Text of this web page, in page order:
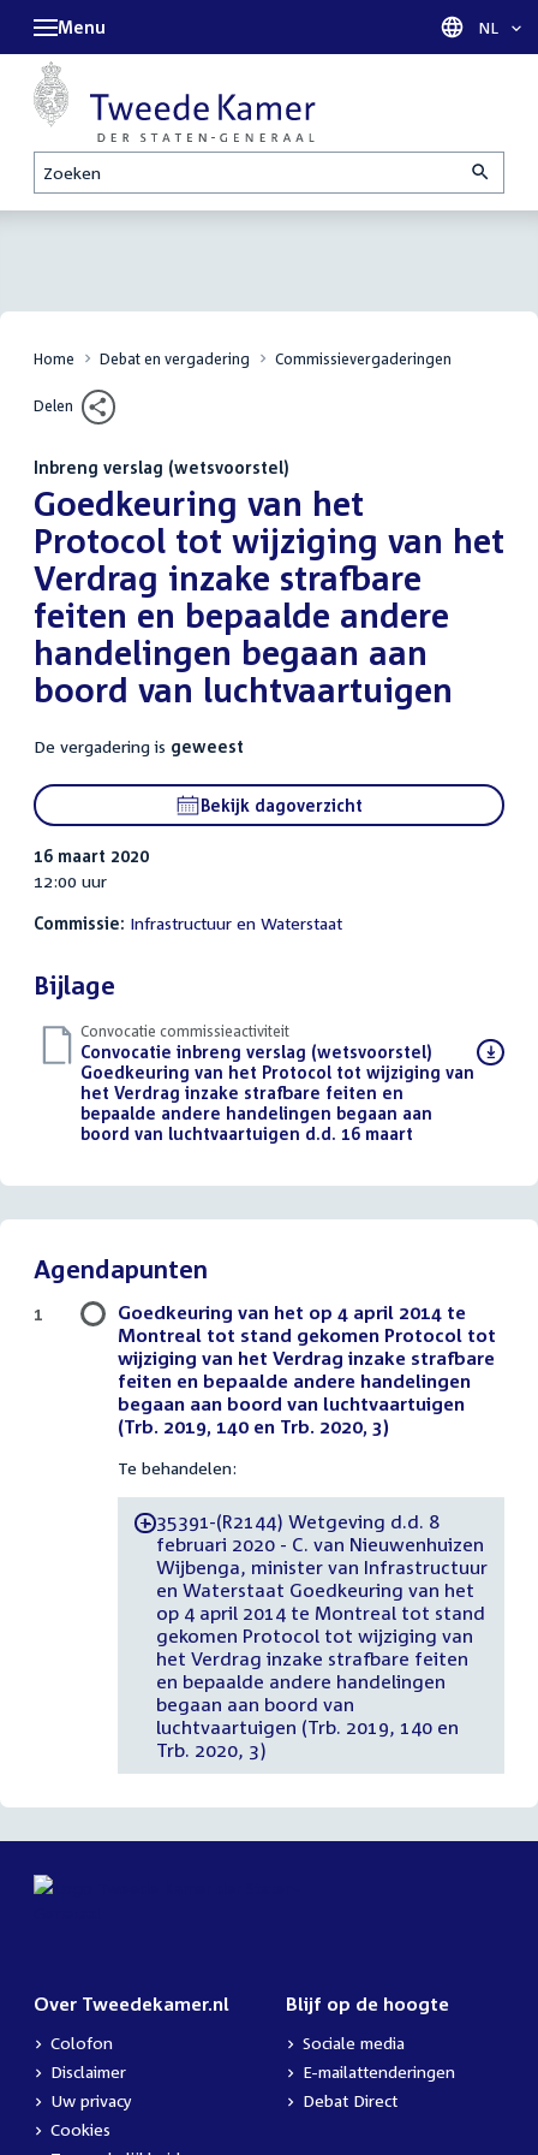
Zoeken
Menu Taal
NL
Home Debat en vergadering Commissievergaderingen
Delen
Inbreng verslag (wetsvoorstel)
:Goedkeuring van het
Protocol tot wijziging van het
Verdrag inzake strafbare
feiten en bepaalde andere
handelingen begaan aan
boord van luchtvaartuigen
De vergadering is geweest
Bekijk dagoverzicht
16 maart 2020
12:00 uur
Commissie: Infrastructuur en Waterstaat
Bijlage
Convocatie commissieactiviteit
Download
bestand:
Convocatie inbreng verslag (wetsvoorstel)
Goedkeuring van het Protocol tot wijziging van
het Verdrag inzake strafbare feiten en
bepaalde andere handelingen begaan aan
boord van luchtvaartuigen d.d. 16 maart
Agendapunten
Goedkeuring van het op 4 april 2014 te
Montreal tot stand gekomen Protocol tot
wijziging van het Verdrag inzake strafbare
feiten en bepaalde andere handelingen
begaan aan boord van luchtvaartuigen
(Trb. 2019, 140 en Trb. 2020, 3)
Te behandelen:
-35391-(R2144) Wetgeving d.d. 8
februari 2020 - C. van Nieuwenhuizen
Wijbenga, minister van Infrastructuur
en Waterstaat Goedkeuring van het
op 4 april 2014 te Montreal tot stand
gekomen Protocol tot wijziging van
het Verdrag inzake strafbare feiten
en bepaalde andere handelingen
begaan aan boord van
luchtvaartuigen (Trb. 2019, 140 en
Trb. 2020, 3)
1
Over Tweedekamer.nl
Colofon
Disclaimer
Uw privacy
Cookies
Blijf op de hoogte
Sociale media
E-mailattenderingen
Debat Direct